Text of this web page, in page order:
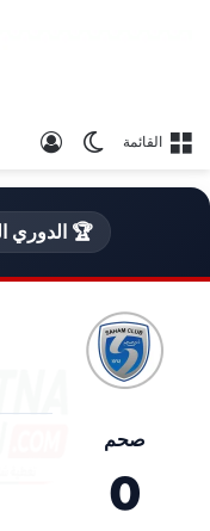
القائمة الوضع
🏆 الدوري
صحم
0